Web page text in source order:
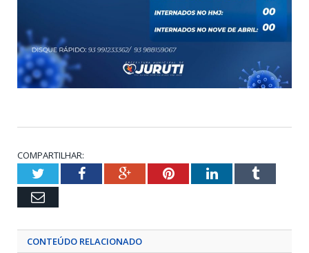
COMPARTILHAR:
TwitterFacebookGoogle+PinterestLinkedInTumblr
Email
CONTEÚDO RELACIONADO